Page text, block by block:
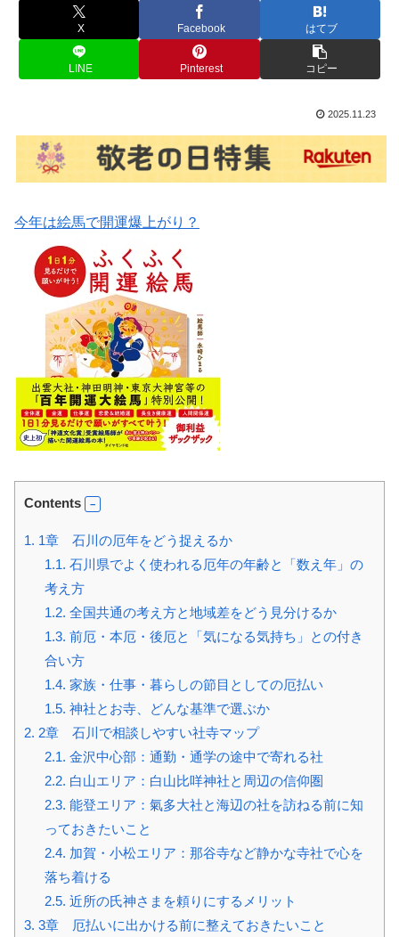
X Facebook はてブ
LINE Pinterest コピー
2025.11.23
今年は絵馬で開運爆上がり？
Contents
1. 1章 石川の厄年をどう捉えるか
1.1. 石川県でよく使われる厄年の年齢と「数え年」の
考え方
1.2. 全国共通の考え方と地域差をどう見分けるか
1.3. 前厄・本厄・後厄と「気になる気持ち」との付き
合い方
1.4. 家族・仕事・暮らしの節目としての厄払い
1.5. 神社とお寺、どんな基準で選ぶか
2. 2章 石川で相談しやすい社寺マップ
2.1. 金沢中心部：通勤・通学の途中で寄れる社
2.2. 白山エリア：白山比咩神社と周辺の信仰圏
2.3. 能登エリア：氣多大社と海辺の社を訪ねる前に知
っておきたいこと
2.4. 加賀・小松エリア：那谷寺など静かな寺社で心を
落ち着ける
2.5. 近所の氏神さまを頼りにするメリット
3. 3章 厄払いに出かける前に整えておきたいこと